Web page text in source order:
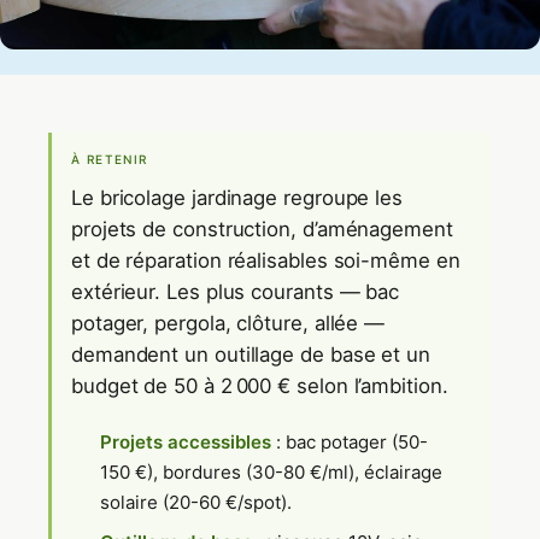
À RETENIR
Le bricolage jardinage regroupe les
projets de construction, d’aménagement
et de réparation réalisables soi-même en
extérieur. Les plus courants — bac
potager, pergola, clôture, allée —
demandent un outillage de base et un
budget de 50 à 2 000 € selon l’ambition.
Projets accessibles : bac potager (50-
150 €), bordures (30-80 €/ml), éclairage
solaire (20-60 €/spot).